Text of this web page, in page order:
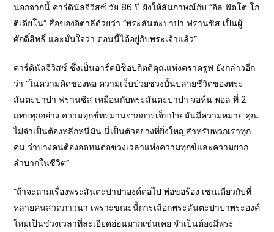
นอกจากนี้ คาร์ดินัลจีวิสซ์ วัย 86 ปี ยังให้สัมภาษณ์กับ “อิล ฟัตโต โก
ติเดียโน่” สื่อของอิตาลีด้วยว่า “พระสันตะปาปา ฟรานซิส เป็นผู้
ศักดิ์สิทธิ์ และมั่นใจว่า ตอนนี้ได้อยู่กับพระเจ้าแล้ว”
คาร์ดินัลจีวิสซ์ ซึ่งเป็นอาร์คบิช็อปกิตติคุณแห่งคราครูฟ ยังกล่าวอีก
ว่า “ในความคิดของพ่อ ความเจ็บป่วยช่วงบั้นปลายชีวิตของพระ
สันตะปาปา ฟรานซิส เหมือนกับพระสันตะปาปา จอห์น พอล ที่ 2
แทบทุกอย่าง ความทุกข์ทรมานจากการเจ็บป่วยมันมีความหมาย คุณ
ไม่จำเป็นต้องหลีกหนีมัน นี่เป็นตัวอย่างที่ยิ่งใหญ่สำหรับพวกเราทุก
คน ว่าบางคนต้องอดทนต่อช่วงเวลาแห่งความทุกข์และความยาก
ลำบากในชีวิต”
“ถ้าจะถามเรื่องพระสันตะปาปาองค์ต่อไป พ่อขอร้อง เช่นเดียวกับที่
หลายคนสวดภาวนา เพราะขณะนี้การเลือกพระสันตะปาปาพระองค์
ใหม่เป็นช่วงเวลาที่ละเอียดอ่อนมากเช่นเคย จำเป็นต้องมีพระ